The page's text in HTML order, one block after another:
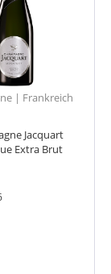
| Frankreich
Jacquart
Extra Brut